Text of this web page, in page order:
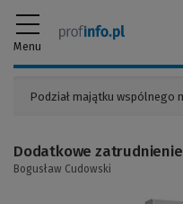
Menu
Dodatkowe zatrudnienie
Bogusław Cudowski